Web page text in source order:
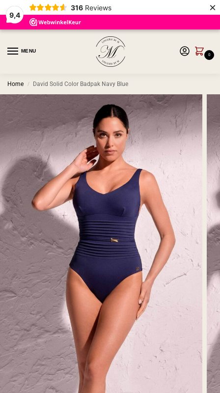
9,4
316 Reviews ×
MENU
0
Home / David Solid Color Badpak Navy Blue